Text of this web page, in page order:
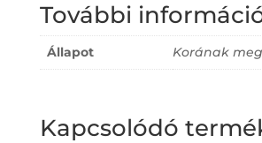
További
Állapot Korának
Kapcsolódó